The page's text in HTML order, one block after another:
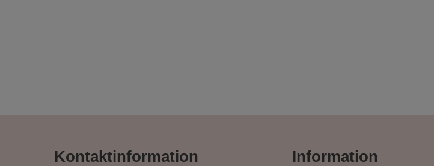
Kontaktinformation Information